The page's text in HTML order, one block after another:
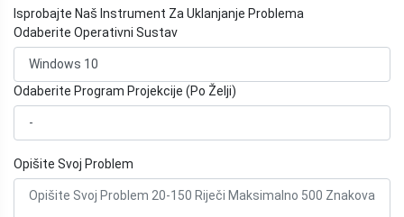
Isprobajte Naš Instrument Za Uklanjanje Problema
Odaberite Operativni Sustav
Odaberite Program Projekcije (Po Želji)
Opišite Svoj Problem